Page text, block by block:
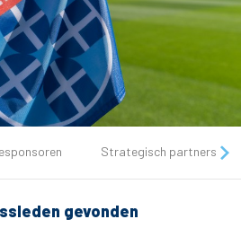
Strategisch partners
gevonden